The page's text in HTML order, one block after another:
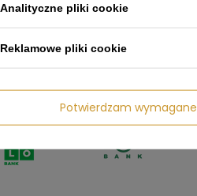
Analityczne pliki cookie
Reklamowe pliki cookie
Potwierdzam wymagane